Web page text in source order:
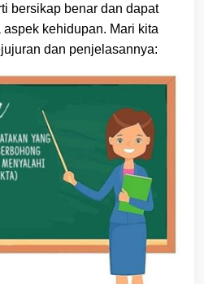
bersikap benar dan dapat
kehidupan. Mari kita
dan penjelasannya: